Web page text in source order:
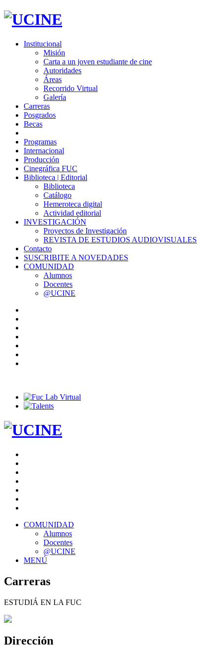
Institucional
Misión
Carta a un joven estudiante de cine
Autoridades
Áreas
Recorrido Virtual
Galería
Carreras
Posgrados
Becas
Programas
Internacional
Producción
Cinegráfica FUC
Biblioteca | Editorial
Biblioteca
Catálogo
Hemeroteca digital
Actividad editorial
INVESTIGACIÓN
Proyectos de Investigación
REVISTA DE ESTUDIOS AUDIOVISUALES
Contacto
SUSCRIBITE A NOVEDADES
COMUNIDAD
Alumnos
Docentes
@UCINE
COMUNIDAD
Alumnos
Docentes
@UCINE
MENÚ
Carreras
ESTUDIÁ EN LA FUC
Dirección